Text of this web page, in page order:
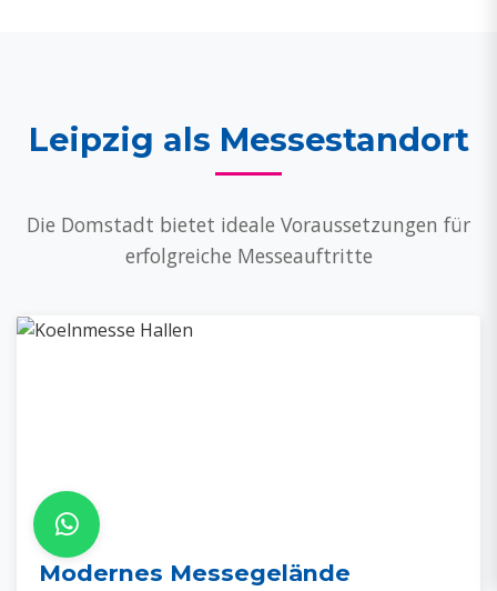
Leipzig als Messestandort
Die Domstadt bietet ideale Voraussetzungen für
erfolgreiche Messeauftritte
Modernes Messegelände